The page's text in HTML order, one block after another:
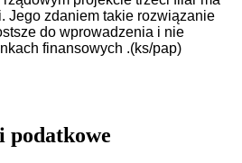
Jego zdaniem takie rozwiązanie
do wprowadzenia i nie
finansowych .(ks/pap)
podatkowe